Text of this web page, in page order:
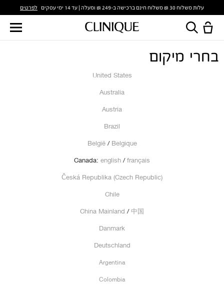
עלות משלוח 30 ₪ משלוח חינם ברכישה ב-249 ₪ ומעלה | עד 14 ימי עסקים לפרטים
בחרי מיקום
United States
Australia
Austria
Brazil
België/ Belgique
Canada: english /français
Česká Republika (Czech Republic)
Chile
China Mainland /中国
Danmark
Deutschland
Argentina
Colombia